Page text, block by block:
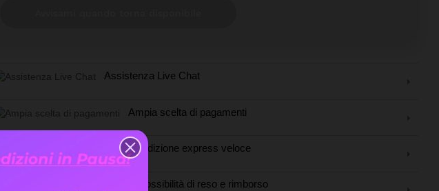
Assistenza Live Chat
Ampia scelta di pagamenti
Spedizione express veloce
Possibilità di reso e rimborso